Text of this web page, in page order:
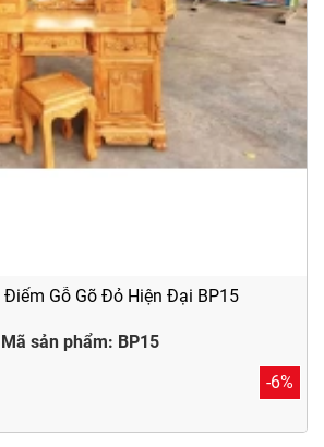
Điểm Gỗ Gõ Đỏ Hiện Đại BP15
Mã sản phẩm: BP15
-6%